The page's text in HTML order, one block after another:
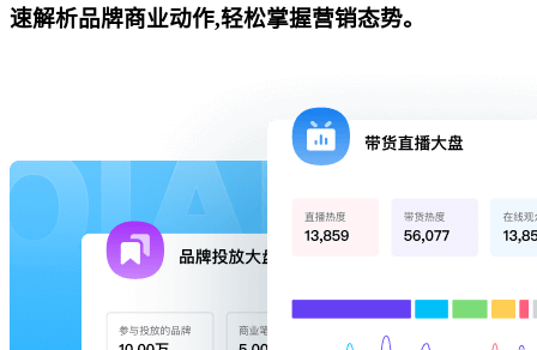
速解析品牌商业动作,轻松掌握营销态势。